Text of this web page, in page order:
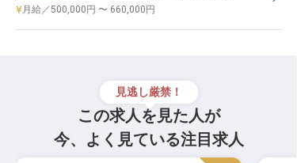
月給／500,000円 〜 660,000円
見逃し厳禁！
この求人を見た人が
今、よく見ている注目求人